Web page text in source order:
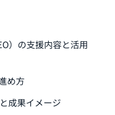
）の支援内容と活用
め方
成果イメージ